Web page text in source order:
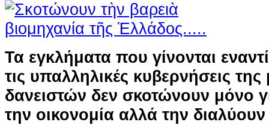
Τα εγκλήματα που γίνονται
τις υπαλληλικές κυβερνήσεις της
δανειστών δεν σκοτώνουν μόνο
την οικονομία αλλά την